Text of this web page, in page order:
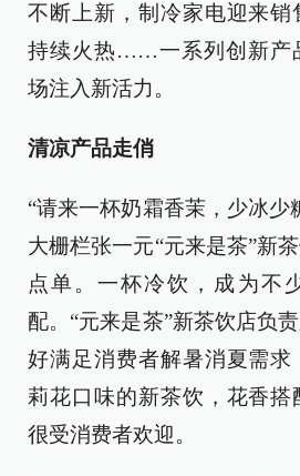
不断上新，制冷家电迎来销
持续火热……一系列创新产
场注入新活力。
清凉产品走俏
“请来一杯奶霜香茉，少冰少
大栅栏张一元“元来是茶”新
点单。一杯冷饮，成为不
配。“元来是茶”新茶饮店负
好满足消费者解暑消夏需求
莉花口味的新茶饮，花香搭
很受消费者欢迎。